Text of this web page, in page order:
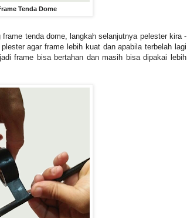
Tenda Dome
tenda dome, langkah selanjutnya pelester kira -
agar frame lebih kuat dan apabila terbelah lagi
frame bisa bertahan dan masih bisa dipakai lebih